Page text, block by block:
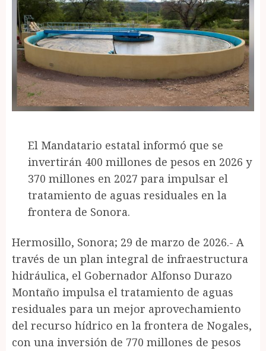
El Mandatario estatal informó que se
invertirán 400 millones de pesos en 2026 y
370 millones en 2027 para impulsar el
tratamiento de aguas residuales en la
frontera de Sonora.
Hermosillo, Sonora; 29 de marzo de 2026.- A
través de un plan integral de infraestructura
hidráulica, el Gobernador Alfonso Durazo
Montaño impulsa el tratamiento de aguas
residuales para un mejor aprovechamiento
del recurso hídrico en la frontera de Nogales,
con una inversión de 770 millones de pesos